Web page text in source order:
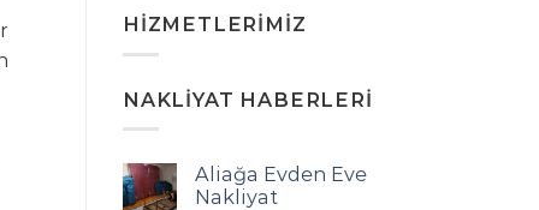
HIZMETLERIMIZ
NAKLIYAT HABERLERI
Aliağa Evden Eve
Nakliyat